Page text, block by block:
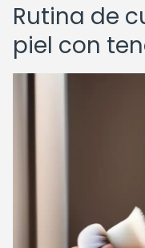
Rutina de
piel con